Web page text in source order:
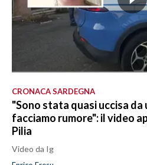
CRONACA SARDEGNA
"Sono stata quasi uccisa da
facciamo rumore": il video
Pilia
Video da Ig